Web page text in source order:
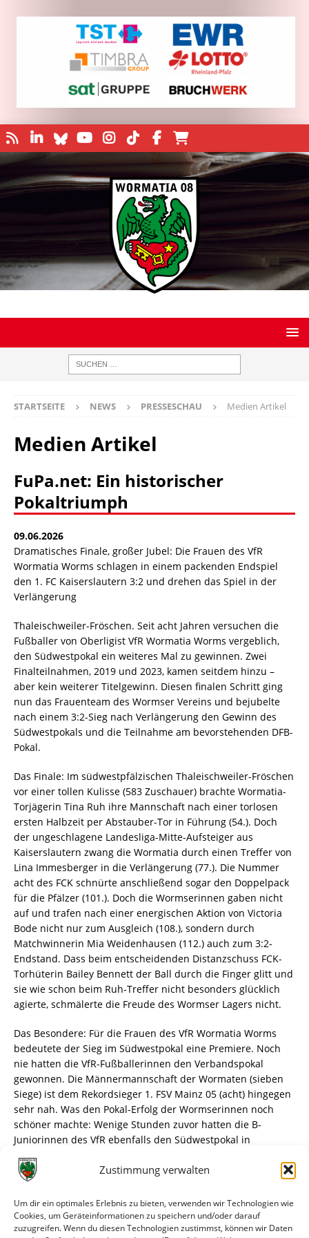
Zustimmung verwalten
Um dir ein optimales Erlebnis zu bieten, verwenden wir Technologien wie
Cookies, um Geräteinformationen zu speichern und/oder darauf
zuzugreifen. Wenn du diesen Technologien zustimmst, können wir Daten
STARTSEITE NEWS PRESSESCHAU Medien Artikel
Medien Artikel
FuPa.net: Ein historischer
Pokaltriumph
09.06.2026
Dramatisches Finale, großer Jubel: Die Frauen des VfR
Wormatia Worms schlagen in einem packenden Endspiel
den 1. FC Kaiserslautern 3:2 und drehen das Spiel in der
Verlängerung
Thaleischweiler-Fröschen. Seit acht Jahren versuchen die
Fußballer von Oberligist VfR Wormatia Worms vergeblich,
den Südwestpokal ein weiteres Mal zu gewinnen. Zwei
Finalteilnahmen, 2019 und 2023, kamen seitdem hinzu –
aber kein weiterer Titelgewinn. Diesen finalen Schritt ging
nun das Frauenteam des Wormser Vereins und bejubelte
nach einem 3:2-Sieg nach Verlängerung den Gewinn des
Südwestpokals und die Teilnahme am bevorstehenden DFB-
Pokal.
Das Finale: Im südwestpfälzischen Thaleischweiler-Fröschen
vor einer tollen Kulisse (583 Zuschauer) brachte Wormatia-
Torjägerin Tina Ruh ihre Mannschaft nach einer torlosen
ersten Halbzeit per Abstauber-Tor in Führung (54.). Doch
der ungeschlagene Landesliga-Mitte-Aufsteiger aus
Kaiserslautern zwang die Wormatia durch einen Treffer von
Lina Immesberger in die Verlängerung (77.). Die Nummer
acht des FCK schnürte anschließend sogar den Doppelpack
für die Pfälzer (101.). Doch die Wormserinnen gaben nicht
auf und trafen nach einer energischen Aktion von Victoria
Bode nicht nur zum Ausgleich (108.), sondern durch
Matchwinnerin Mia Weidenhausen (112.) auch zum 3:2-
Endstand. Dass beim entscheidenden Distanzschuss FCK-
Torhüterin Bailey Bennett der Ball durch die Finger glitt und
sie wie schon beim Ruh-Treffer nicht besonders glücklich
agierte, schmälerte die Freude des Wormser Lagers nicht.
Das Besondere: Für die Frauen des VfR Wormatia Worms
bedeutete der Sieg im Südwestpokal eine Premiere. Noch
nie hatten die VfR-Fußballerinnen den Verbandspokal
gewonnen. Die Männermannschaft der Wormaten (sieben
Siege) ist dem Rekordsieger 1. FSV Mainz 05 (acht) hingegen
sehr nah. Was den Pokal-Erfolg der Wormserinnen noch
schöner machte: Wenige Stunden zuvor hatten die B-
Juniorinnen des VfR ebenfalls den Südwestpokal in
Thaleischweiler-Fröschen gewonnen (4:2 gegen SV
Kottweiler-Schwanden) Dadurch konnten sich die
Wormserinnen bei tollem Sommerwetter gleich doppelt in
der Südpfalz freuen.
Happy End: Mit dem Pokaltriumph endet für die Wormser